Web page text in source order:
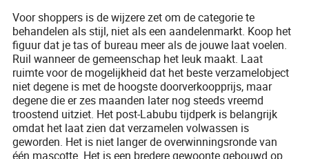
Voor shoppers is de wijzere zet om de categorie te
behandelen als stijl, niet als een aandelenmarkt. Koop het
figuur dat je tas of bureau meer als de jouwe laat voelen.
Ruil wanneer de gemeenschap het leuk maakt. Laat
ruimte voor de mogelijkheid dat het beste verzamelobject
niet degene is met de hoogste doorverkoopprijs, maar
degene die er zes maanden later nog steeds vreemd
troostend uitziet. Het post-Labubu tijdperk is belangrijk
omdat het laat zien dat verzamelen volwassen is
geworden. Het is niet langer de overwinningsronde van
één mascotte. Het is een bredere gewoonte gebouwd op